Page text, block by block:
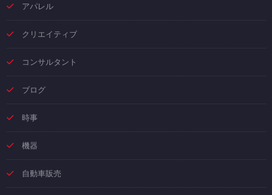
アパレル
クリエイティブ
コンサルタント
ブログ
時事
機器
自動車販売